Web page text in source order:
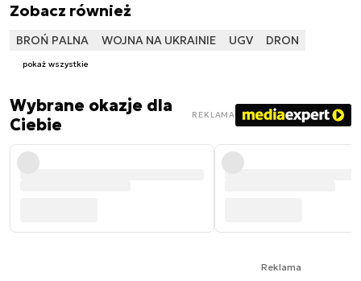
Zobacz również
BROŃ PALNA WOJNA NA UKRAINIE UGV DRON
pokaż wszystkie
Wybrane okazje dla
Ciebie
REKLAMA
Reklama